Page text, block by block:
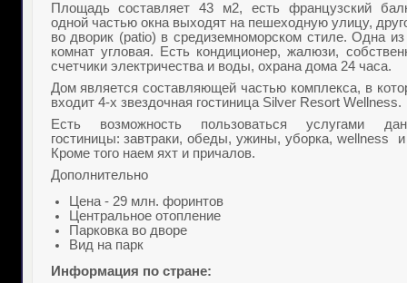
Площадь составляет 43 м2, есть французский
одной частью окна выходят на пешеходную улицу,
во дворик (patio) в средиземноморском стиле. Одна
комнат угловая. Есть кондиционер, жалюзи,
счетчики электричества и воды, охрана дома 24 часа.
Дом является составляющей частью комплекса, в
входит 4-х звездочная гостиница Silver Resort Wellness.
Есть возможность пользоваться услугами
гостиницы: завтраки, обеды, ужины, уборка, wellness
Кроме того наем яхт и причалов.
Дополнительно
Цена - 29 млн. форинтов
Центральное отопление
Парковка во дворе
Вид на парк
Информация по стране: